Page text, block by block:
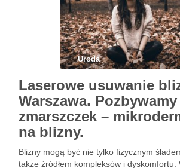
Uroda
Laserowe usuwanie
Warszawa.
zmarszczek –
na blizny.
Blizny mogą być nie tylko fizycznym
także źródłem kompleksów i dyskomfortu.